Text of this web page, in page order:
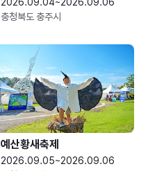
충청북도 충주시
예산황새축제
2026.09.05~2026.09.06